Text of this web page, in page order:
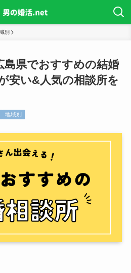
別
島県でおすすめの結婚
安い&人気の相談所を
地域別